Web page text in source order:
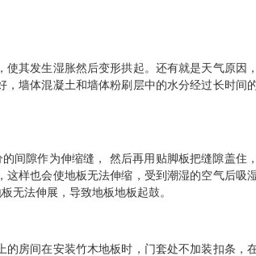
其发生湿胀然后变形拱起。还有就是天气原因，
墙体混凝土和墙体粉刷层中的水分经过长时间
隙作为伸缩缝， 然后再用贴脚板把缝隙盖住，
样也会使地板无法伸缩，受到潮湿的空气后吸
无法伸展，导致地板地板起鼓。
房间在安装竹木地板时，门套处不加装扣条，